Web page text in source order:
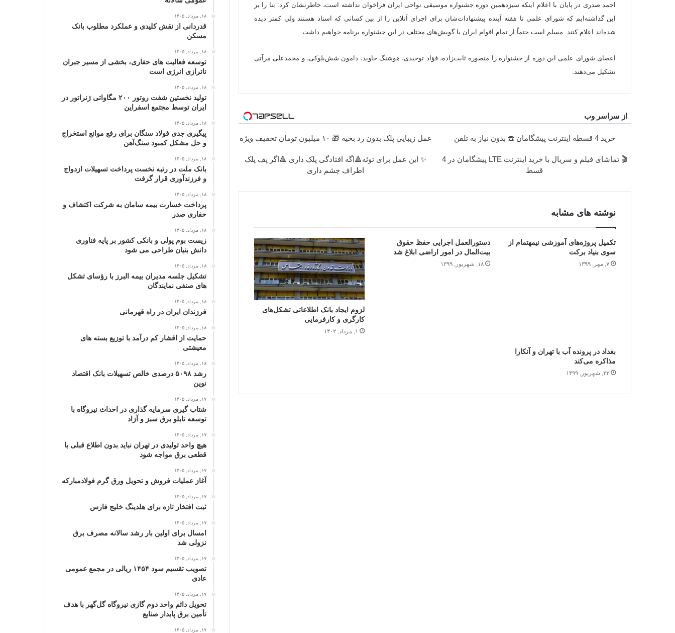
احمد صدری در پایان با اعلام اینکه سیزدهمین دوره جشنواره موسیقی نواحی ایران فراخوان نداشته است، خاطرنشان کرد: بنا را بر
این گذاشته‌ایم که شورای علمی تا هفته آینده پیشنهادات‌شان برای اجرای آنلاین را از بین کسانی که استاد هستند ولی کمتر دیده
شده‌اند اعلام کنند. مسلم است حتماً از تمام اقوام ایران با گویش‌های مختلف در این جشنواره برنامه خواهیم داشت.
اعضای شورای علمی این دوره از جشنواره را منصوره ثابت‌زاده، فؤاد توحیدی، هوشنگ جاوید، دامون شش‌بلوکی، و محمدعلی مرآتی
تشکیل می‌دهند.
از سراسر وب
خرید 4 قسطه اینترنت پیشگامان ☎️ بدون نیاز به تلفن عمل زیبایی پلک بدون رد بخیه 🎁 ۱۰ میلیون تومان تخفیف ویژه
🎬 تماشای فیلم و سریال با خرید اینترنت LTE پیشگامان در 4
قسط
✨ این عمل برای توئه🔺اگه افتادگی پلک داری 🔺اگر پف پلک
اطراف چشم داری
نوشته های مشابه
تکمیل پروژه‌های آموزشی نیمه‎تمام از
سوی بنیاد برکت
۷, مهر, ۱۳۹۹
دستورالعمل اجرایی حفظ حقوق
بیت‌المال در امور اراضی ابلاغ شد
۱۸, شهریور, ۱۳۹۹
لزوم ایجاد بانک اطلاعاتی تشکل‌های
کارگری و کارفرمایی
۱, مرداد, ۱۴۰۲
بغداد در پرونده آب با تهران و آنکارا
مذاکره می‌کند
۲۳, شهریور, ۱۳۹۹
۱۸, مرداد, ۱۴۰۵
قدردانی از نقش کلیدی و عملکرد مطلوب بانک
مسکن
۱۸, مرداد, ۱۴۰۵
توسعه فعالیت‌ های حفاری، بخشی از مسیر جبران
ناترازی انرژی است
۱۸, مرداد, ۱۴۰۵
تولید نخستین شفت روتور ۲۰۰ مگاواتی ژنراتور در
ایران توسط مجتمع اسفراین
۱۸, مرداد, ۱۴۰۵
پیگیری جدی فولاد سنگان برای رفع موانع استخراج
و حل مشکل کمبود سنگ‌آهن
۱۸, مرداد, ۱۴۰۵
بانک ملت در رتبه نخست پرداخت تسهیلات ازدواج
و فرزندآوری قرار گرفت
۱۸, مرداد, ۱۴۰۵
پرداخت خسارت بیمه سامان به شرکت اکتشاف و
حفاری صدر
۱۸, مرداد, ۱۴۰۵
زیست بوم پولی و بانکی کشور بر پایه فناوری
دانش بنیان طراحی می شود
۱۸, مرداد, ۱۴۰۵
تشکیل جلسه مدیران بیمه البرز با رؤسای تشکل
های صنفی نمایندگان
۱۸, مرداد, ۱۴۰۵
فرزندان ایران در راه قهرمانی
۱۸, مرداد, ۱۴۰۵
حمایت از اقشار کم‌ درآمد با توزیع بسته‌ های
معیشتی
۱۸, مرداد, ۱۴۰۵
رشد ۵۰۹۸ درصدی خالص تسهیلات بانک اقتصاد
نوین
۱۷, مرداد, ۱۴۰۵
شتاب گیری سرمایه گذاری در احداث نیروگاه با
توسعه تابلو برق سبز و آزاد
۱۷, مرداد, ۱۴۰۵
هیچ واحد تولیدی در تهران نباید بدون اطلاع قبلی با
قطعی برق مواجه شود
۱۷, مرداد, ۱۴۰۵
آغاز عملیات فروش و تحویل ورق گرم فولادمبارکه
۱۷, مرداد, ۱۴۰۵
ثبت افتخار تازه برای هلدینگ خلیج‌ فارس
۱۷, مرداد, ۱۴۰۵
امسال برای اولین بار رشد سالانه مصرف برق
نزولی شد
۱۷, مرداد, ۱۴۰۵
تصویب تقسیم سود ۱۴۵۴ ریالی در مجمع عمومی
عادی
۱۷, مرداد, ۱۴۰۵
تحویل دائم واحد دوم گازی نیروگاه گل‌گهر با هدف
تأمین برق پایدار صنایع
۱۷, مرداد, ۱۴۰۵